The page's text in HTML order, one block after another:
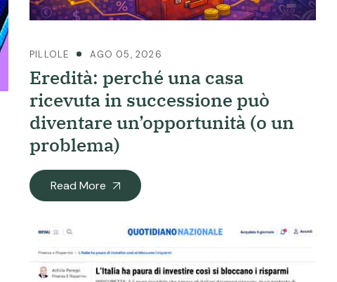
PILLOLE AGO 05, 2026
Eredità: perché una casa
ricevuta in successione può
diventare un’opportunità (o un
problema)
Read More